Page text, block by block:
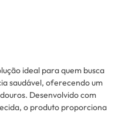
ideal para quem busca
saudável, oferecendo um
Desenvolvido com
o produto proporciona